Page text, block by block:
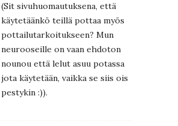
(Sit sivuhuomautuksena, että
käytetäänkö teillä pottaa myös
pottailutarkoitukseen? Mun
neurooseille on vaan ehdoton
nounou että lelut asuu potassa
jota käytetään, vaikka se siis ois
pestykin :)).